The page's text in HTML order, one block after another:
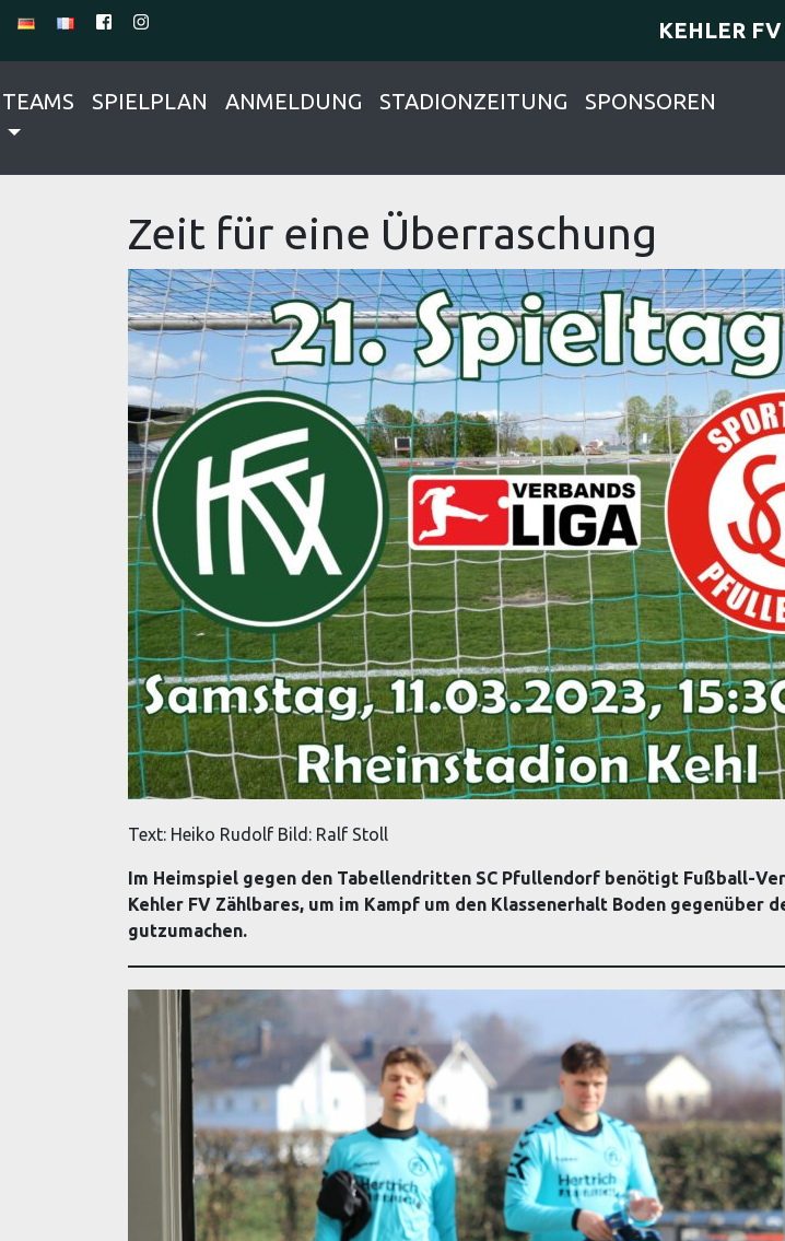
KEHLER FV
TEAMS SPIELPLAN ANMELDUNG STADIONZEITUNG SPONSOREN
Zeit für eine Überraschung
Text: Heiko Rudolf Bild: Ralf Stoll
Im Heimspiel gegen den Tabellendritten SC Pfullendorf benötigt Fußball-
Kehler FV Zählbares, um im Kampf um den Klassenerhalt Boden gegenüber
gutzumachen.